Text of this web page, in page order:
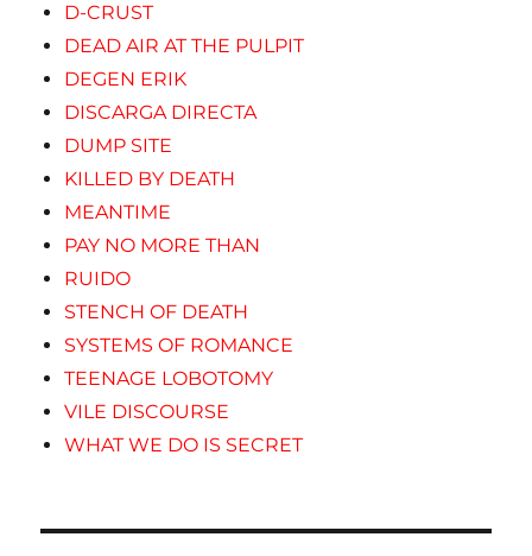
D-CRUST
DEAD AIR AT THE PULPIT
DEGEN ERIK
DISCARGA DIRECTA
DUMP SITE
KILLED BY DEATH
MEANTIME
PAY NO MORE THAN
RUIDO
STENCH OF DEATH
SYSTEMS OF ROMANCE
TEENAGE LOBOTOMY
VILE DISCOURSE
WHAT WE DO IS SECRET